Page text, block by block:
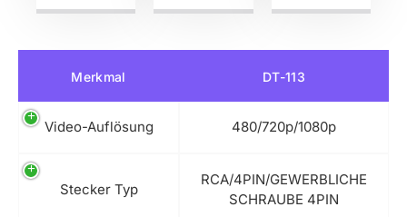
Merkmal DT-113
Video-Auflösung 480/720p/1080p
Stecker Typ
RCA/4PIN/GEWERBLICHE
SCHRAUBE 4PIN